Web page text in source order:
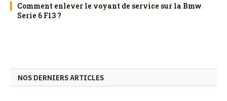
Comment enlever le voyant de service sur la Bmw
Serie 6 F13 ?
NOS DERNIERS ARTICLES